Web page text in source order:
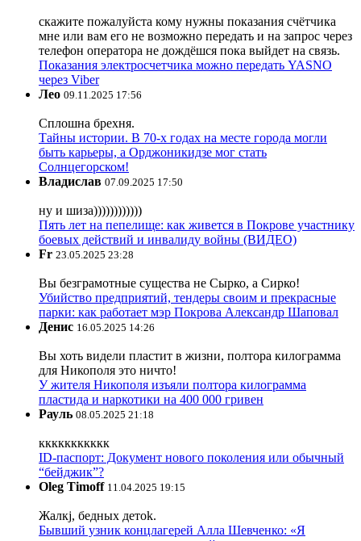
скажите пожалуйста кому нужны показания счётчика
мне или вам его не возможно передать и на запрос через
телефон оператора не дождёшся пока выйдет на связь.
Показания электросчетчика можно передать YASNO
через Viber
Лео 09.11.2025 17:56
Сплошна брехня.
Тайны истории. В 70-х годах на месте города могли
быть карьеры, а Орджоникидзе мог стать
Солнцегорском!
Владислав 07.09.2025 17:50
ну и шиза))))))))))))
Пять лет на пепелище: как живется в Покрове участнику
боевых действий и инвалиду войны (ВИДЕО)
Fr 23.05.2025 23:28
Вы безграмотные существа не Сырко, а Сирко!
Убийство предприятий, тендеры своим и прекрасные
парки: как работает мэр Покрова Александр Шаповал
Денис 16.05.2025 14:26
Вы хоть видели пластит в жизни, полтора килограмма
для Никополя это ничто!
У жителя Никополя изъяли полтора килограмма
пластида и наркотики на 400 000 гривен
Рауль 08.05.2025 21:18
ккккккккккк
ID-паспорт: Документ нового поколения или обычный
“бейджик”?
Oleg Timoff 11.04.2025 19:15
Жалкj, бедных детok.
Бывший узник концлагерей Алла Шевченко: «Я